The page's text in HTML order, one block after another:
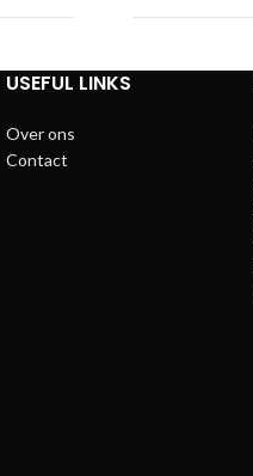
USEFUL LINKS
Over ons
Contact